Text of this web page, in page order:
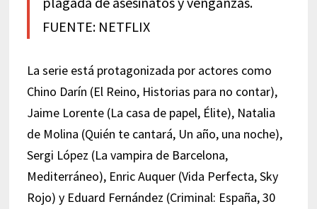
FUENTE: NETFLIX
La serie está protagonizada por actores como
Chino Darín (El Reino, Historias para no contar),
Jaime Lorente(La casa de papel, Élite), Natalia
de Molina (Quién te cantará, Un año, una noche),
Sergi López (La vampira de Barcelona,
Mediterráneo), Enric Auquer (Vida Perfecta,Sky
Rojo) y Eduard Fernández (Criminal: España,30